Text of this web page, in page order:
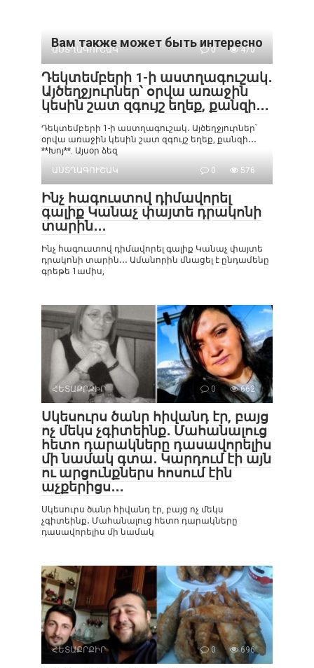
Вам также может быть интересно
ԱՍՏՂԱԳՈՒՇԱԿ 0 470
Դեկտեմբերի 1-ի աստղագուշակ․
Այծեղջյուրներ՝ օրվա առաջին
կեսին շատ զգույշ եղեք, քանզի․․․
Դեկտեմբերի 1-ի աստղագուշակ․ Այծեղջյուրներ՝
օրվա առաջին կեսին շատ զգույշ եղեք, քանզի․․․
**Խոյ**. Այսօր ձեզ
ԱՍՏՂԱԳՈՒՇԱԿ
0 576
Ինչ հագուստով դիմավորել
գալիք Կանաչ փայտե դրակոնի
տարին․․․
Ինչ հագուստով դիմավորել գալիք Կանաչ փայտե
դրակոնի տարին․․․ Ամանորին մնացել է ընդամենը
գրեթե 1ամիս,
ՀԵՏԱՔՐՔԻՐ 0 662
Սկեսուրս ծանր հիվանդ էր, բայց
ոչ մեկս չգիտեինք․ Մահանալուց
հետո դարակները դասավորելիս
մի նամակ գտա․ Կարդում էի այն
ու արցունքներս հոսում էին
աչքերիցս․․․
Սկեսուրս ծանր հիվանդ էր, բայց ոչ մեկս
չգիտեինք․ Մահանալուց հետո դարակները
դասավորելիս մի նամակ
ՀԵՏԱՔՐՔԻՐ 0 696